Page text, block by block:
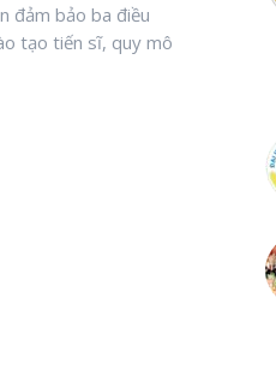
đảm bảo ba điều
tạo tiến sĩ, quy mô